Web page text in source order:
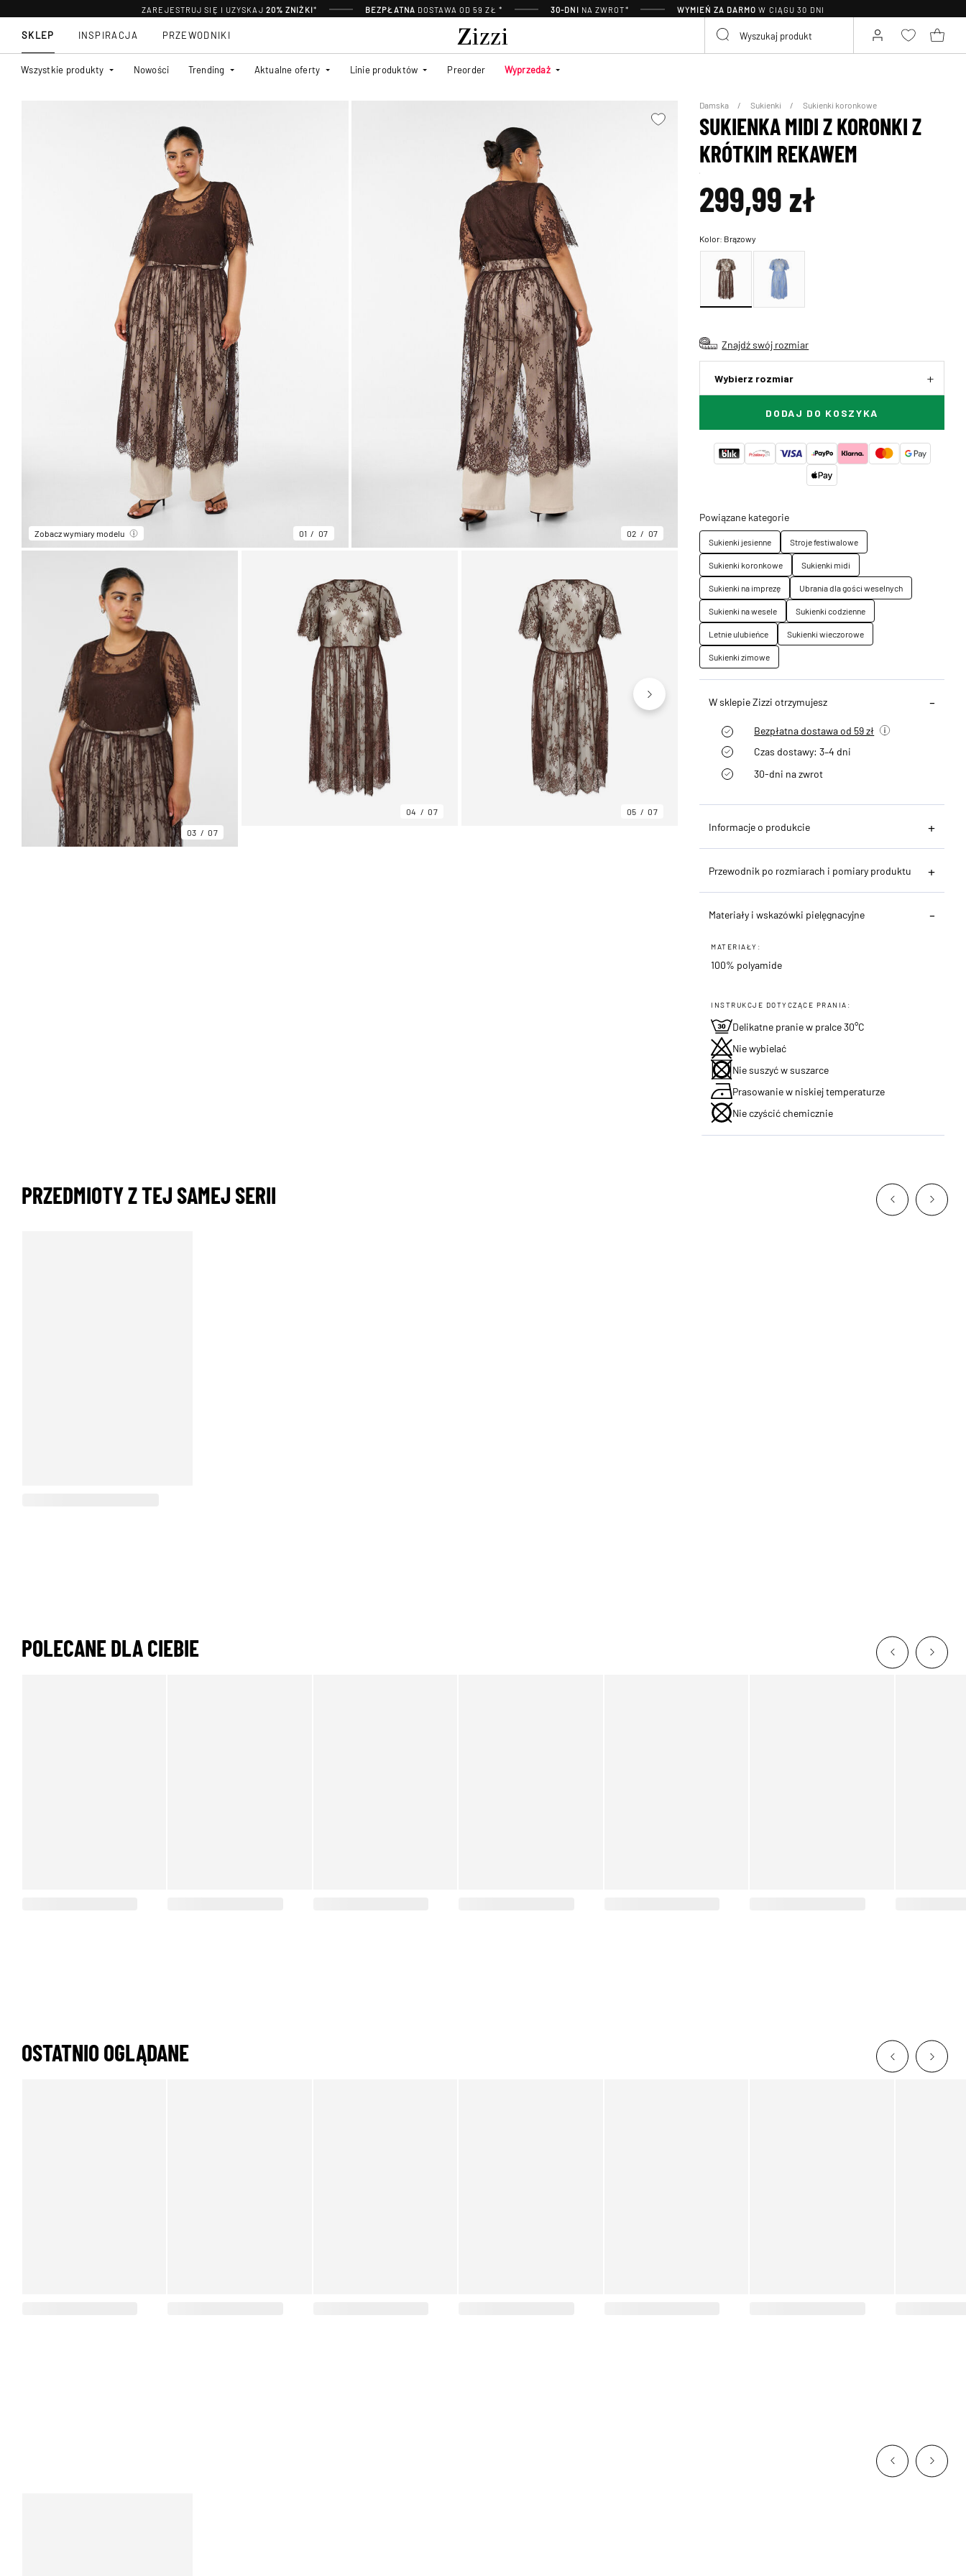
ZAREJESTRUJ SIĘ I UZYSKAJ 20% ZNIŻKI* BEZPŁATNA DOSTAWA OD 59 ZŁ * 30-DNI NA ZWROT* WYMIEŃ ZA DARMO W CIĄGU 30 DNI
SKLEP
Wszystkie produkty Nowości Trending Aktualne oferty Linie produktów Preorder Wyprzedaż
INSPIRACJA PRZEWODNIKI
Zobacz wymiary modelu 01 07 02 07
03 07
04 07 05 07
Damska Sukienki Sukienki koronkowe
SUKIENKA MIDI Z KORONKI Z
KRÓTKIM REKAWEM
299,99 zł
Kolor: Brązowy
Znajdź swój rozmiar
Wybierz rozmiar
DODAJ DO KOSZYKA
Powiązane kategorie
Sukienki jesienne
Stroje festiwalowe
Sukienki koronkowe
Sukienki midi
Sukienki na imprezę
Ubrania dla gości weselnych
Sukienki na wesele
Sukienki codzienne
Letnie ulubieńce
Sukienki wieczorowe
Sukienki zimowe
W sklepie Zizzi otrzymujesz
Bezpłatna dostawa od 59 zł
Czas dostawy: 3–4 dni
30-dni na zwrot
Informacje o produkcie
Przewodnik po rozmiarach i pomiary produktu
Materiały i wskazówki pielęgnacyjne
MATERIAŁY:
100% polyamide
INSTRUKCJE DOTYCZĄCE PRANIA:
Delikatne pranie w pralce 30°C
Nie wybielać
Nie suszyć w suszarce
Prasowanie w niskiej temperaturze
Nie czyścić chemicznie
PRZEDMIOTY Z TEJ SAMEJ SERII
POLECANE DLA CIEBIE
OSTATNIO OGLĄDANE